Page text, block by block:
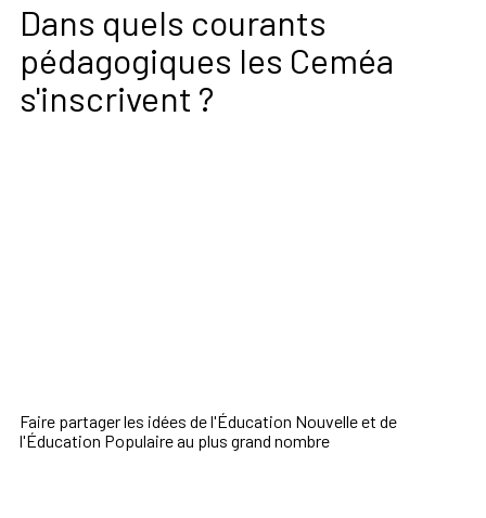
Dans quels courants
pédagogiques les Ceméa
s'inscrivent ?
Faire partager les idées de l'Éducation Nouvelle et de
l'Éducation Populaire au plus grand nombre